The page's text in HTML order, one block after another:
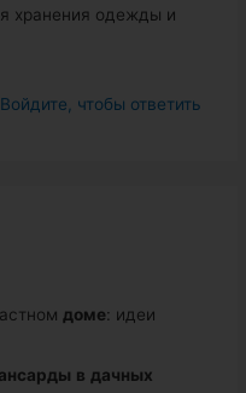
хранения одежды и
Войдите, чтобы ответить
доме: идеи
в дачных